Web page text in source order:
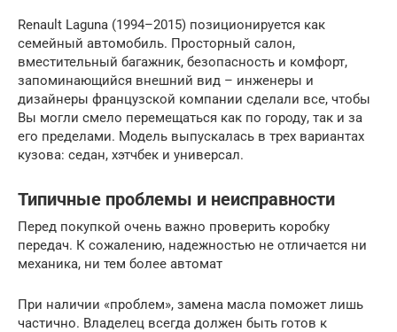
Renault Laguna (1994–2015) позиционируется как
семейный автомобиль. Просторный салон,
вместительный багажник, безопасность и комфорт,
запоминающийся внешний вид – инженеры и
дизайнеры французской компании сделали все, чтобы
Вы могли смело перемещаться как по городу, так и за
его пределами. Модель выпускалась в трех вариантах
кузова: седан, хэтчбек и универсал.
Типичные проблемы и неисправности
Перед покупкой очень важно проверить коробку
передач. К сожалению, надежностью не отличается ни
механика, ни тем более автомат
При наличии «проблем», замена масла поможет лишь
частично. Владелец всегда должен быть готов к